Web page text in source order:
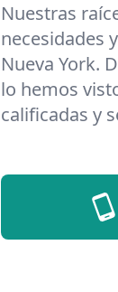
Nuestras
necesidades
Nueva York.
lo hemos
calificadas y